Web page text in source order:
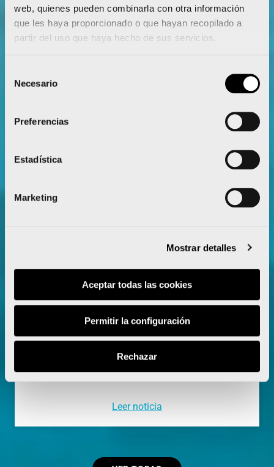
web, quienes pueden combinarla con otra información
que les haya proporcionado o que hayan recopilado a
partir del uso que haya hecho de sus servicios.
Necesario
Preferencias
Estadística
Marketing
Mostrar detalles
Aceptar todas las cookies
Permitir la configuración
Rechazar
Kejelcha y Tesfay, encabezan la gran lista
de élite del Maratón Valencia 2026
Leer noticia